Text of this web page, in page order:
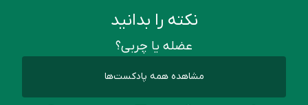
نکته را بدانید
عضله یا چربی؟
مشاهده همه پادکست‌ها